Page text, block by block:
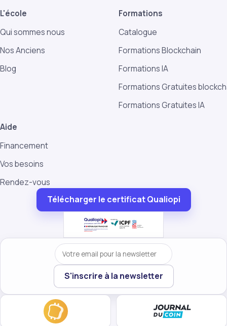
L'école
Qui sommes nous
Nos Anciens
Blog
Formations
Catalogue
Formations Blockchain
Formations IA
Formations Gratuites
Formations Gratuites IA
Aide
Financement
Vos besoins
Rendez-vous
Télécharger le certificat Qualiopi
Votre email
S'inscrire à la newsletter